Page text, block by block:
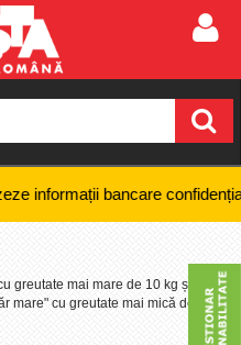
bancare confidențiale,
greutate mai mare de 10 kg și
mare" cu greutate mai mică de 10